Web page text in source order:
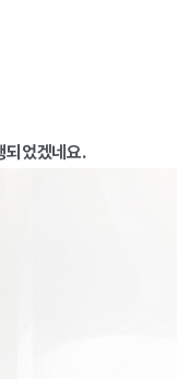
되었겠네요.